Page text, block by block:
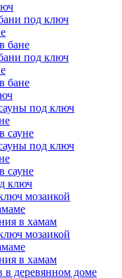
под ключ
бане
под ключ
бане
под ключ
сауне
под ключ
сауне
ключ
мозаикой
в хамам
мозаикой
в хамам
в деревянном доме